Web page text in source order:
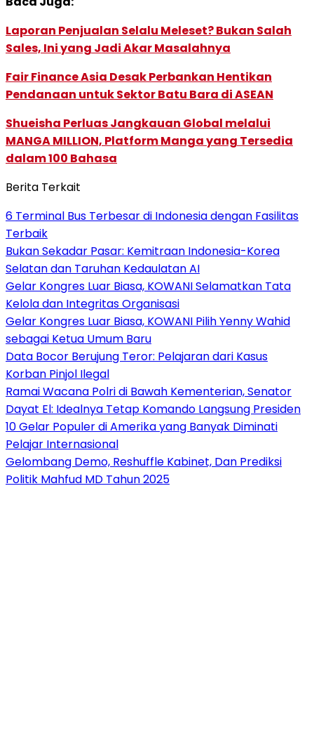
Laporan Penjualan Selalu Meleset? Bukan Salah
Sales, Ini yang Jadi Akar Masalahnya
Fair Finance Asia Desak Perbankan Hentikan
Pendanaan untuk Sektor Batu Bara di ASEAN
Shueisha Perluas Jangkauan Global melalui
MANGA MILLION, Platform Manga yang Tersedia
dalam 100 Bahasa
Berita Terkait
6 Terminal Bus Terbesar di Indonesia dengan Fasilitas
Terbaik
Bukan Sekadar Pasar: Kemitraan Indonesia-Korea
Selatan dan Taruhan Kedaulatan AI
Gelar Kongres Luar Biasa, KOWANI Selamatkan Tata
Kelola dan Integritas Organisasi
Gelar Kongres Luar Biasa, KOWANI Pilih Yenny Wahid
sebagai Ketua Umum Baru
Data Bocor Berujung Teror: Pelajaran dari Kasus
Korban Pinjol Ilegal
Ramai Wacana Polri di Bawah Kementerian, Senator
Dayat El: Idealnya Tetap Komando Langsung Presiden
10 Gelar Populer di Amerika yang Banyak Diminati
Pelajar Internasional
Gelombang Demo, Reshuffle Kabinet, Dan Prediksi
Politik Mahfud MD Tahun 2025